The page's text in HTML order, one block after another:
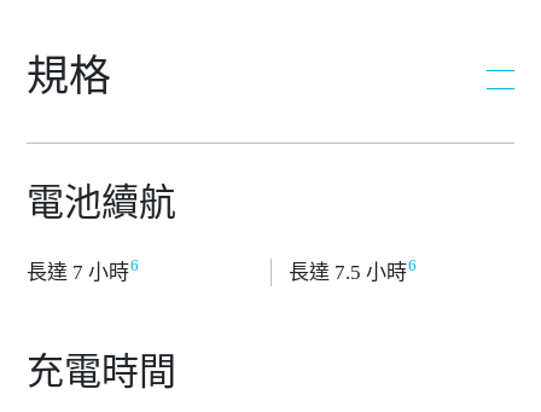
規格
電池續航
長達 7 小時6 長達 7.5 小時6
充電時間